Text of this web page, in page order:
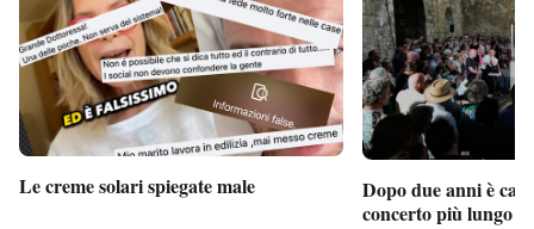
Le creme solari spiegate male
Dopo due anni è
concerto più lungo